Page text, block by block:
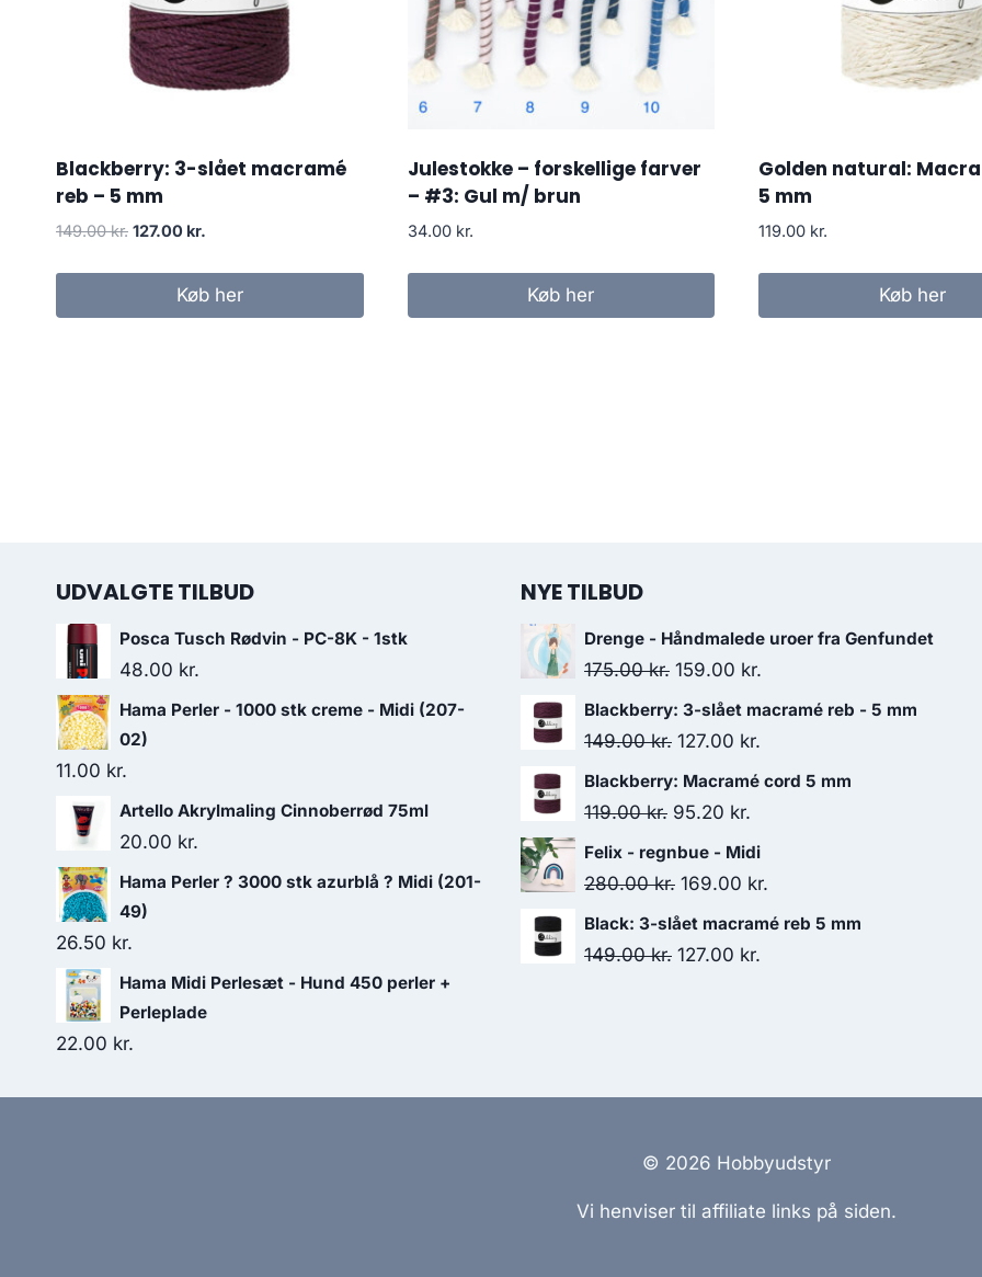
Blackberry: 3-slået macramé
reb – 5 mm
149.00kr. 127.00 kr.
Køb her
Julestokke – forskellige farver
– #3: Gul m/ brun
34.00 kr.
Køb her
Golden natural:
5 mm
119.00 kr.
Køb her
UDVALGTE TILBUD
Posca Tusch Rødvin - PC-8K - 1stk
48.00 kr.
Hama Perler - 1000 stk creme - Midi (207-
02)
11.00 kr.
Artello Akrylmaling Cinnoberrød 75ml
20.00 kr.
Hama Perler ? 3000 stk azurblå ? Midi (201-
49)
26.50 kr.
Hama Midi Perlesæt - Hund 450 perler +
Perleplade
22.00 kr.
NYE TILBUD
Drenge - Håndmalede uroer fra Genfundet
175.00kr. 159.00 kr.
Blackberry: 3-slået macramé reb - 5 mm
149.00kr. 127.00 kr.
Blackberry: Macramé cord 5 mm
119.00kr. 95.20 kr.
Felix - regnbue - Midi
280.00kr. 169.00 kr.
Black: 3-slået macramé reb 5 mm
149.00kr. 127.00 kr.
© 2026 Hobbyudstyr
Vi henviser til affiliate links på siden.